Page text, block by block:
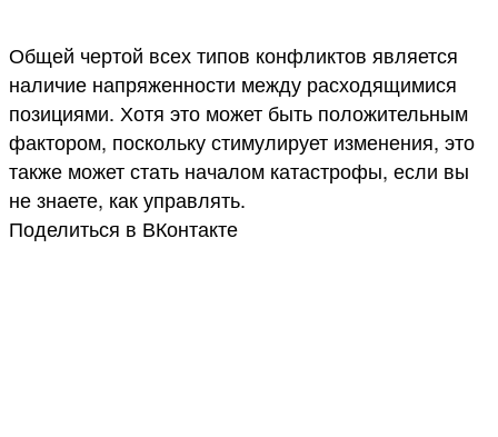
Общей чертой всех типов конфликтов является
наличие напряженности между расходящимися
позициями. Хотя это может быть положительным
фактором, поскольку стимулирует изменения, это
также может стать началом катастрофы, если вы
не знаете, как управлять.
Поделиться в ВКонтакте